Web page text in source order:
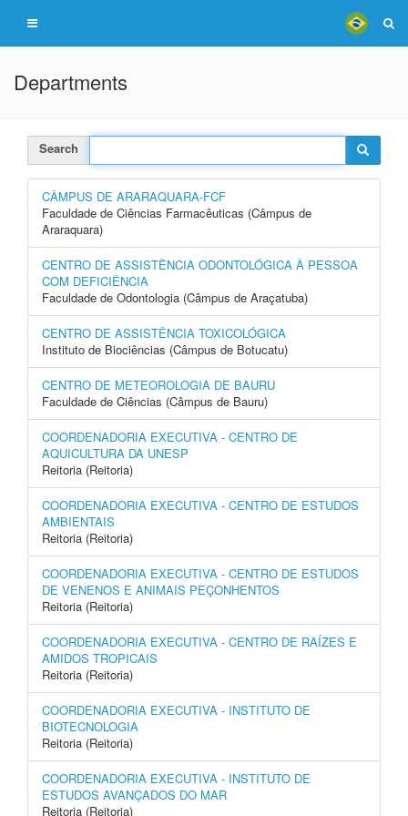
Departments
Search
CÂMPUS DE ARARAQUARA-FCF
Faculdade de Ciências Farmacêuticas (Câmpus de
Araraquara)
CENTRO DE ASSISTÊNCIA ODONTOLÓGICA À PESSOA
COM DEFICIÊNCIA
Faculdade de Odontologia (Câmpus de Araçatuba)
CENTRO DE ASSISTÊNCIA TOXICOLÓGICA
Instituto de Biociências (Câmpus de Botucatu)
CENTRO DE METEOROLOGIA DE BAURU
Faculdade de Ciências (Câmpus de Bauru)
COORDENADORIA EXECUTIVA - CENTRO DE
AQUICULTURA DA UNESP
Reitoria (Reitoria)
COORDENADORIA EXECUTIVA - CENTRO DE ESTUDOS
AMBIENTAIS
Reitoria (Reitoria)
COORDENADORIA EXECUTIVA - CENTRO DE ESTUDOS
DE VENENOS E ANIMAIS PEÇONHENTOS
Reitoria (Reitoria)
COORDENADORIA EXECUTIVA - CENTRO DE RAÍZES E
AMIDOS TROPICAIS
Reitoria (Reitoria)
COORDENADORIA EXECUTIVA - INSTITUTO DE
BIOTECNOLOGIA
Reitoria (Reitoria)
COORDENADORIA EXECUTIVA - INSTITUTO DE
ESTUDOS AVANÇADOS DO MAR
Reitoria (Reitoria)